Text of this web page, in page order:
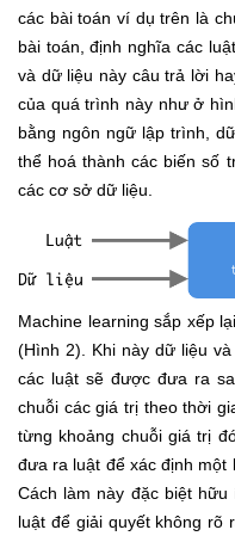
các bài toán ví dụ trên là
bài toán, định nghĩa các
và dữ liệu này câu trả lời
của quá trình này như ở
bằng ngôn ngữ lập trình,
thể hoá thành các biến số
các cơ sở dữ liệu.
Machine learning sắp xếp
(Hình 2). Khi này dữ liệu
các luật sẽ được đưa ra
chuỗi các giá trị theo thời
từng khoảng chuỗi giá trị
đưa ra luật để xác định một
Cách làm này đặc biệt
luật để giải quyết không rõ